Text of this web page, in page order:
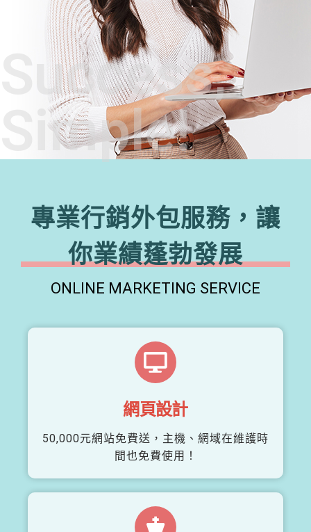
Success,
Simple!
專業行銷外包服務，讓
你業績蓬勃發展
ONLINE MARKETING SERVICE
網頁設計
50,000元網站免費送，主機、網域在維護時
間也免費使用！